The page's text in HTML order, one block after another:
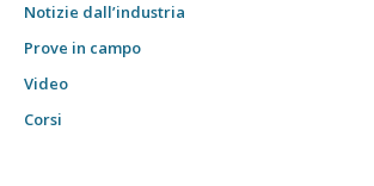
Notizie dall’industria
Prove in campo
Video
Corsi